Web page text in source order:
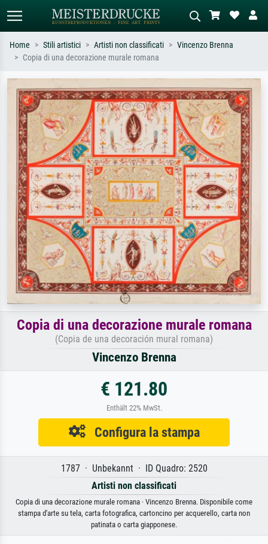
Cerca per artista, titolo o stile – es.
Monet, Notte stellata,
Impressionismo, onda di Hokusai,
nudo.
Descrivi la scena – es. prato verde,
astratto con molto rosso, dipinto a
olio scuro, nudo in piedi vicino a un
albero.
Home Stili artistici Artisti non classificati
Vincenzo Brenna
Copia di una decorazione murale romana
Copia di una decorazione murale romana
(Copia de una decoración mural romana)
Vincenzo Brenna
€ 121.80
Enthält 22% MwSt.
Configura la stampa
1787 · Unbekannt · ID Quadro: 2520
Artisti non classificati
Copia di una decorazione murale romana · Vincenzo Brenna. Disponibile come
stampa d'arte su tela, carta fotografica, cartoncino per acquerello, carta non
patinata o carta giapponese.